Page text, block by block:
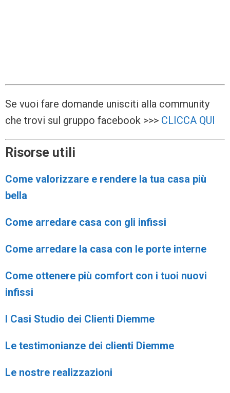
Se vuoi fare domande unisciti alla community
che trovi sul gruppo facebook >>> CLICCA QUI
Risorse utili
Come valorizzare e rendere la tua casa più
bella
Come arredare casa con gli infissi
Come arredare la casa con le porte interne
Come ottenere più comfort con i tuoi nuovi
infissi
I Casi Studio dei Clienti Diemme
Le testimonianze dei clienti Diemme
Le nostre realizzazioni